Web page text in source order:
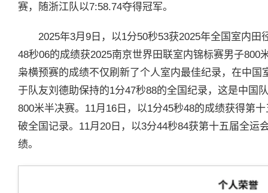
赛，随浙江队以7:58.74夺得冠军。
2025年3月9日，以1分50秒53获2025年全国室内
48秒06的成绩获2025南京世界田联室内锦标赛男子
枭横预赛的成绩不仅刷新了个人室内最佳纪录，在中
于队友刘德助保持的1分47秒88的全国纪录，这是中国
800米半决赛。11月16日，以1分45秒48的成绩获得第
破全国记录。11月20日，以3分44秒84获第十五届全运
绩。